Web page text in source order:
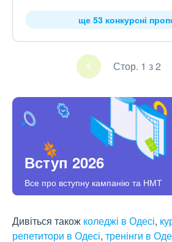
ще 53 конкурсні
Стор. 1 з 2
Вступ 2026
Все про вступну кампанію та НМТ
Дивіться також коледжі в Одесі,
репетитори в Одесі, тренінги в